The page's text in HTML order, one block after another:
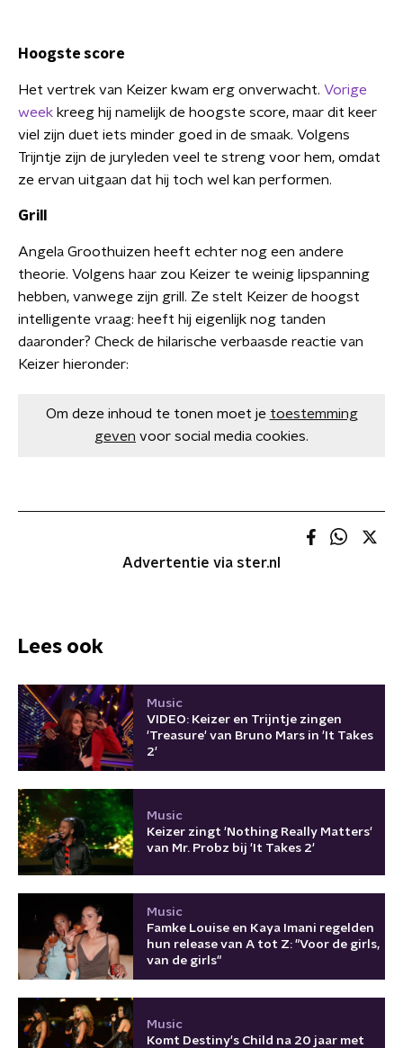
Hoogste score
Het vertrek van Keizer kwam erg onverwacht. Vorige
week kreeg hij namelijk de hoogste score, maar dit keer
viel zijn duet iets minder goed in de smaak. Volgens
Trijntje zijn de juryleden veel te streng voor hem, omdat
ze ervan uitgaan dat hij toch wel kan performen.
Grill
Angela Groothuizen heeft echter nog een andere
theorie. Volgens haar zou Keizer te weinig lipspanning
hebben, vanwege zijn grill. Ze stelt Keizer de hoogst
intelligente vraag: heeft hij eigenlijk nog tanden
daaronder? Check de hilarische verbaasde reactie van
Keizer hieronder:
Om deze inhoud te tonen moet je toestemming
geven voor social media cookies.
Advertentie via ster.nl
Lees ook
Music
VIDEO: Keizer en Trijntje zingen
'Treasure' van Bruno Mars in 'It Takes
2'
Music
Keizer zingt 'Nothing Really Matters'
van Mr. Probz bij 'It Takes 2'
Music
Famke Louise en Kaya Imani regelden
hun release van A tot Z: "Voor de girls,
van de girls"
Music
Komt Destiny's Child na 20 jaar met